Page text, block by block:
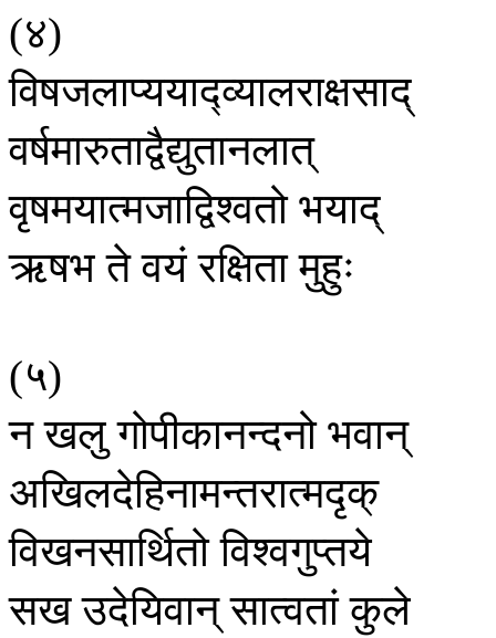
(४)
विषजलाप्ययाद्व्यालराक्षसाद्
वर्षमारुताद्वैद्युतानलात्
वृषमयात्मजाद्विश्वतोभयाद्
ऋषभतेवयंरक्षितामुहुः
(५)
नखलुगोपीकानन्दनोभवान्
अखिलदेहिनामन्तरात्मदृक्
विखनसार्थितोविश्वगुप्तये
सखउदेयिवान्सात्वतांकुले